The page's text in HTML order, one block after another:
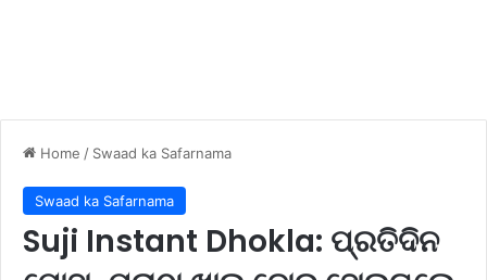
Home / Swaad ka Safarnama
Swaad ka Safarnama
Suji Instant Dhokla: ପ୍ରତିଦିନ